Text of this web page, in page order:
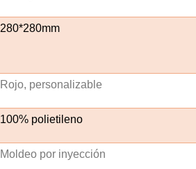
280*280mm
Rojo, personalizable
100% polietileno
Moldeo por inyección